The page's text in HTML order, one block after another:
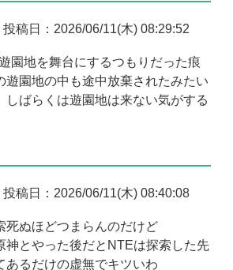
投稿日：2026/06/11(木) 08:29:52
園地を舞台にするつもりだった痕
遊園地の中も途中放棄されたみたい
しばらくは遊園地は来ない気がする
投稿日：2026/06/11(木) 08:40:08
死ぬほどつまらんのだけど
神とやった後だとNTEは探索した先
あるだけの虚無でキツいわ